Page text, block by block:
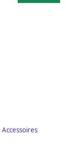
Accessoires